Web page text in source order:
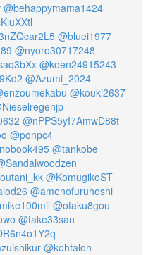
@behappymama1424
@bluei1977
@nyoro30717248
@koen24915243
@Azumi_2024
@kouki2637
@nPPS5yI7AmwD88t
@ponpc4
@tankobe
@KomugikoST
@amenofuruhoshi
@otaku8gou
@take33san
@kohtaloh